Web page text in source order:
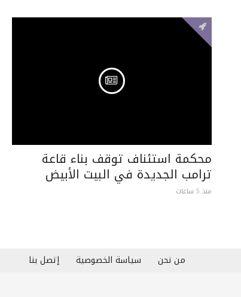
محكمة استئناف توقف بناء قاعة
ترامب الجديدة في البيت الأبيض
منذ 5 ساعات
من نحن سياسة الخصوصية إتصل بنا